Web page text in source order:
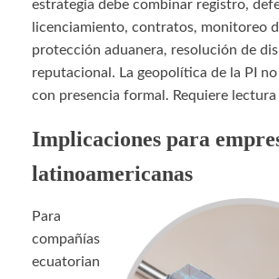
estrategia debe combinar registro,
licenciamiento, contratos, monitoreo
protección aduanera, resolución de
reputacional. La geopolítica de la PI no
con presencia formal. Requiere lectura
Implicaciones para
latinoamericanas
Para
compañías
ecuatorian